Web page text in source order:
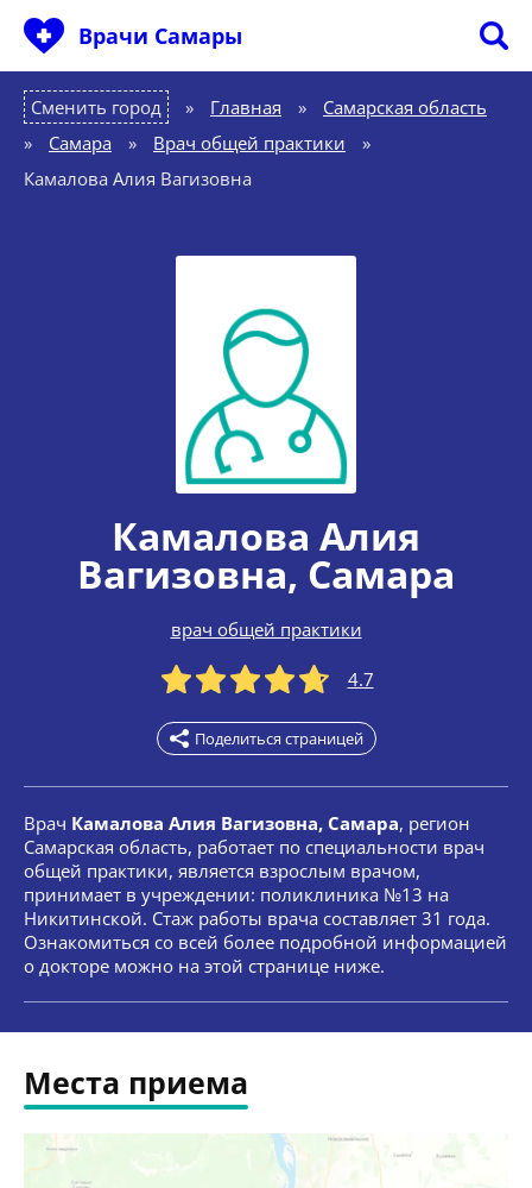
Врачи Самары
Сменить город Главная »
Самарская область
»
Самара » Врач общей практики
»
Камалова Алия Вагизовна
Камалова Алия
Вагизовна, Самара
врач общей практики
4.7
Поделиться страницей
Врач Камалова Алия Вагизовна, Самара, регион
Самарская область, работает по специальности врач
общей практики, является взрослым врачом,
принимает в учреждении: поликлиника №13 на
Никитинской. Стаж работы врача составляет 31 года.
Ознакомиться со всей более подробной информацией
о докторе можно на этой странице ниже.
Места приема